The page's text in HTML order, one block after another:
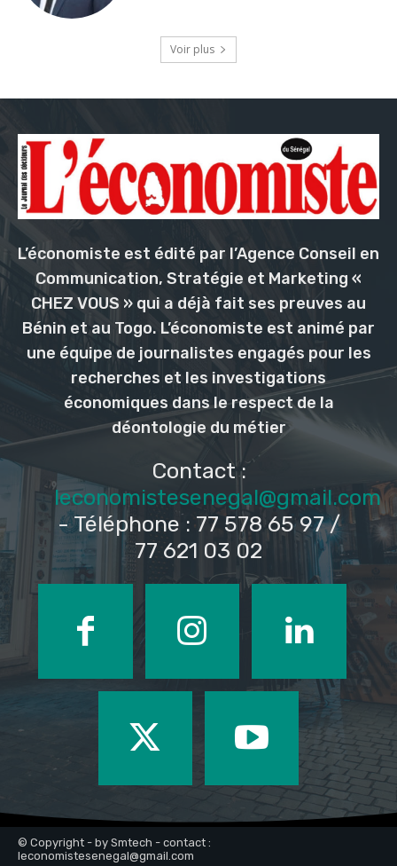
Voir plus
L’économiste est édité par l’Agence Conseil en
Communication, Stratégie et Marketing «
CHEZ VOUS » qui a déjà fait ses preuves au
Bénin et au Togo. L’économiste est animé par
une équipe de journalistes engagés pour les
recherches et les investigations
économiques dans le respect de la
déontologie du métier
Contact :
leconomistesenegal@gmail.com
- Téléphone : 77 578 65 97 /
77 621 03 02
© Copyright - by Smtech - contact :
leconomistesenegal@gmail.com